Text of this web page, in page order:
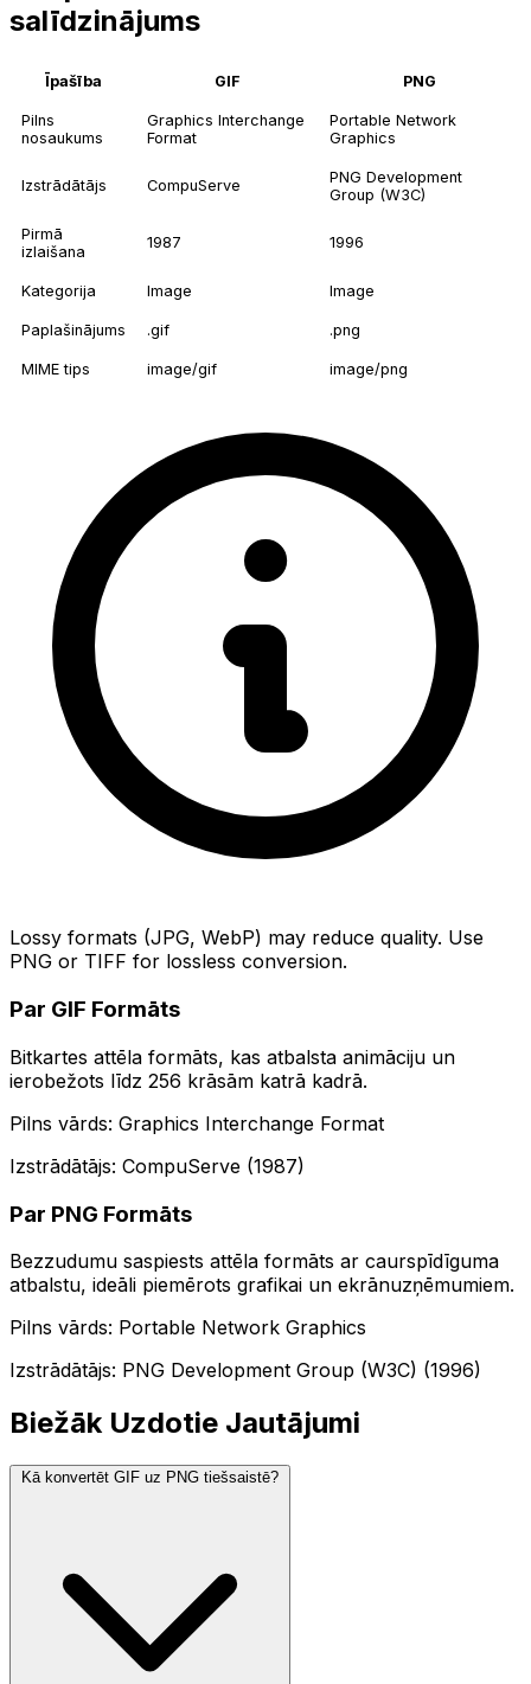
salīdzinājums
Īpašība GIF PNG
Pilns
nosaukums
Graphics Interchange
Format
Portable Network
Graphics
Izstrādātājs CompuServe
PNG Development
Group (W3C)
Pirmā
izlaišana
1987 1996
Kategorija Image Image
Paplašinājums .gif .png
MIME tips image/gif image/png
Lossy formats (JPG, WebP) may reduce quality. Use
PNG or TIFF for lossless conversion.
Par GIF Formāts
Bitkartes attēla formāts, kas atbalsta animāciju un
ierobežots līdz 256 krāsām katrā kadrā.
Pilns vārds: Graphics Interchange Format
Izstrādātājs: CompuServe (1987)
Par PNG Formāts
Bezzudumu saspiests attēla formāts ar caurspīdīguma
atbalstu, ideāli piemērots grafikai un ekrānuzņēmumiem.
Pilns vārds: Portable Network Graphics
Izstrādātājs: PNG Development Group (W3C) (1996)
Biežāk Uzdotie Jautājumi
Kā konvertēt GIF uz PNG tiešsaistē?